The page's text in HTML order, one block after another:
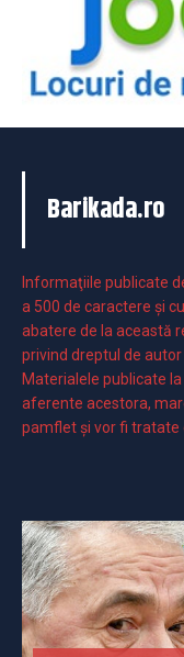
Barikada.ro
Informaţiile publicate
a 500 de caractere şi
abatere de la această
privind dreptul de
Materialele publicate
aferente acestora,
pamflet și vor fi tratate